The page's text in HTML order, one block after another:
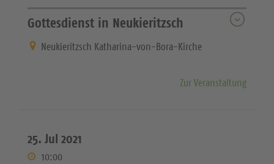
Gottesdienst in Neukieritzsch
Neukieritzsch Katharina-von-Bora-Kirche
Zur Veranstaltung
25. Jul 2021
10:00